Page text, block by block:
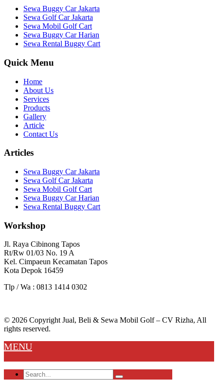
Sewa Buggy Car Jakarta
Sewa Golf Car Jakarta
Sewa Mobil Golf Cart
Sewa Buggy Car Harian
Sewa Rental Buggy Cart
Quick Menu
Home
About Us
Services
Products
Gallery
Article
Contact Us
Articles
Sewa Buggy Car Jakarta
Sewa Golf Car Jakarta
Sewa Mobil Golf Cart
Sewa Buggy Car Harian
Sewa Rental Buggy Cart
Workshop
Jl. Raya Cibinong Tapos
Rt/Rw 01/03 No. 19 A
Kel. Cimpaeun Kecamatan Tapos
Kota Depok 16459
Tlp / Wa : 0813 1414 0302
© 2026 Copyright Jual, Beli & Sewa Mobil Golf – CV Rizha, All
rights reserved.
MENU